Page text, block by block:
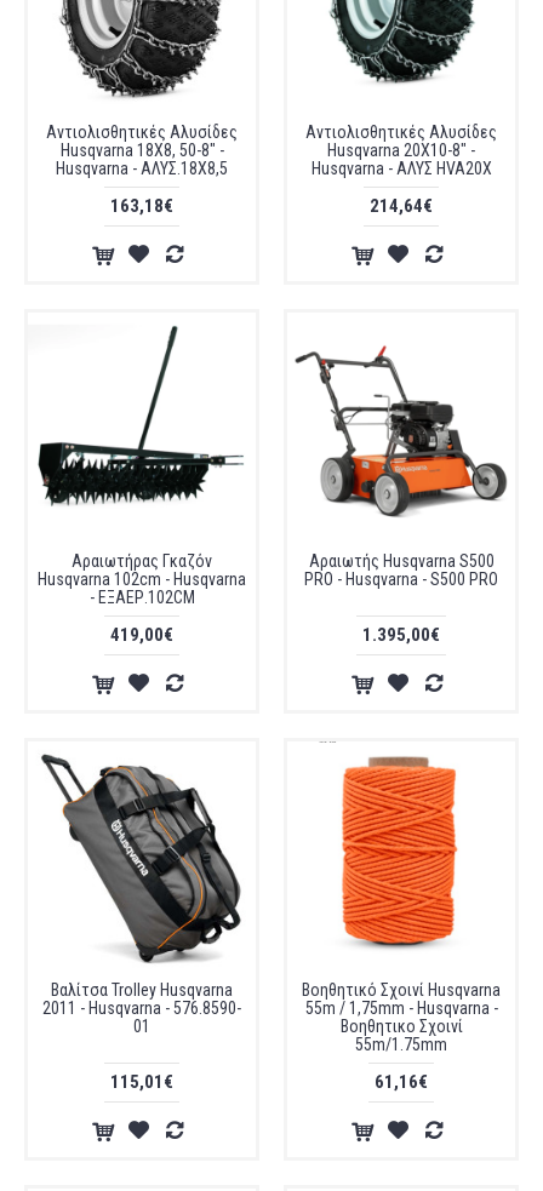
Αντιολισθητικές Αλυσίδες
Husqvarna 18X8, 50-8" -
Husqvarna - ΑΛΥΣ.18Χ8,5
163,18€
Αντιολισθητικές Αλυσίδες
Husqvarna 20X10-8" -
Husqvarna - ΑΛΥΣ HVA20X
214,64€
Αραιωτήρας Γκαζόν
Husqvarna 102cm - Husqvarna
- ΕΞΑΕΡ.102CM
419,00€
Αραιωτής Husqvarna S500
PRO - Husqvarna - S500 PRO
1.395,00€
Βαλίτσα Trolley Husqvarna
2011 - Husqvarna - 576.8590-
01
115,01€
Βοηθητικό Σχοινί Husqvarna
55m / 1,75mm - Husqvarna -
Βοηθητικο Σχοινί
55m/1.75mm
61,16€